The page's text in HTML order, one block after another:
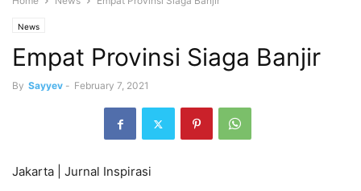
News
Empat Provinsi Siaga Banjir
By Sayyev - February 7, 2021
Jakarta | Jurnal Inspirasi